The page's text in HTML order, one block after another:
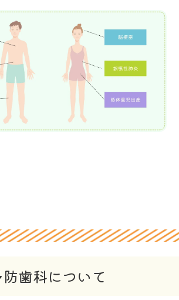
防歯科について